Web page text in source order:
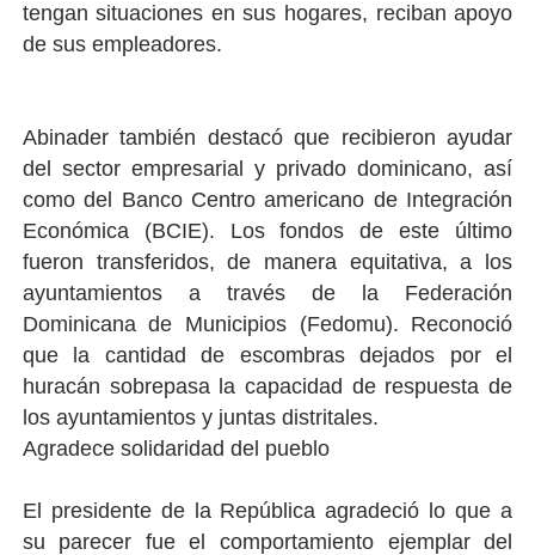
tengan situaciones en sus hogares, reciban apoyo
de sus empleadores.
Abinader también destacó que recibieron ayudar
del sector empresarial y privado dominicano, así
como del Banco Centro americano de Integración
Económica (BCIE). Los fondos de este último
fueron transferidos, de manera equitativa, a los
ayuntamientos a través de la Federación
Dominicana de Municipios (Fedomu). Reconoció
que la cantidad de escombras dejados por el
huracán sobrepasa la capacidad de respuesta de
los ayuntamientos y juntas distritales.
Agradece solidaridad del pueblo
El presidente de la República agradeció lo que a
su parecer fue el comportamiento ejemplar del